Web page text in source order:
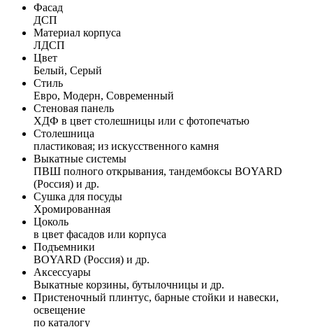
Фасад
ДСП
Материал корпуса
ЛДСП
Цвет
Белый, Серый
Стиль
Евро, Модерн, Современный
Стеновая панель
ХДФ в цвет столешницы или с фотопечатью
Столешница
пластиковая; из искусственного камня
Выкатные системы
ПВШ полного открывания, тандембоксы BOYARD
(Россия) и др.
Сушка для посуды
Хромированная
Цоколь
в цвет фасадов или корпуса
Подъемники
BOYARD (Россия) и др.
Аксессуары
Выкатные корзины, бутылочницы и др.
Пристеночный плинтус, барные стойки и навески,
освещение
по каталогу